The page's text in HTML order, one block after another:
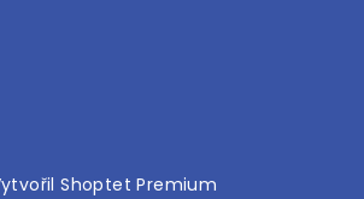
Shoptet Premium